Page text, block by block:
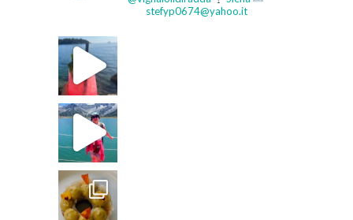
stefyp0674@yahoo.it